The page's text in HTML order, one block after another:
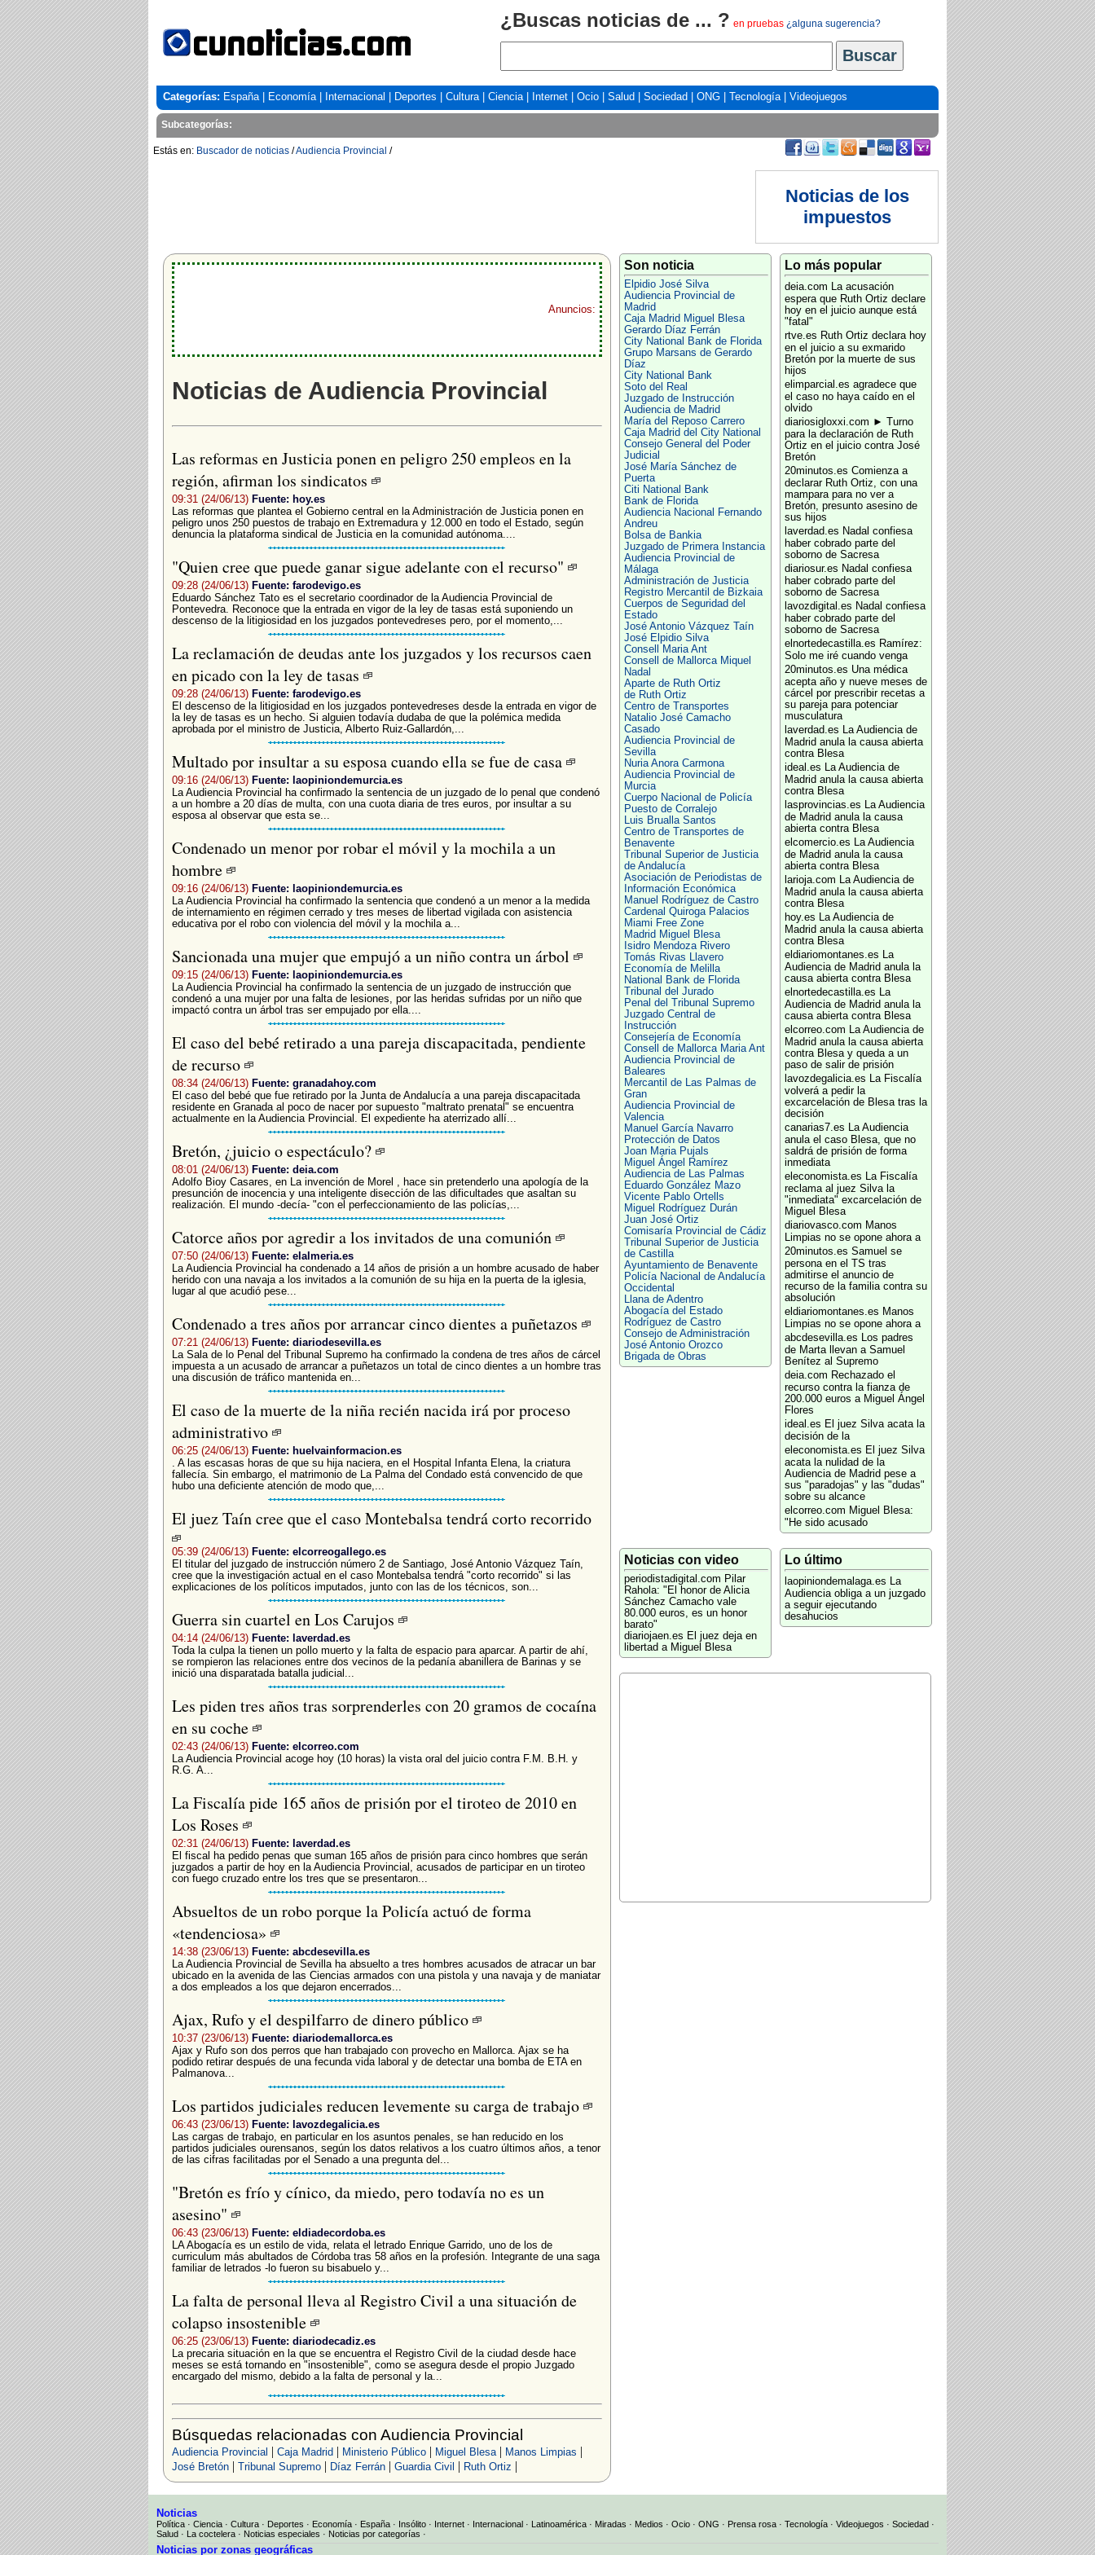
¿Buscas noticias de ... ? en pruebas ¿alguna sugerencia?
Categorías: España| Economía| Internacional Deportes Cultura| Ciencia| Internet Ocio Salud Sociedad ONG Tecnología| Videojuegos
Subcategorías:
Estás en: Buscador de noticias /Audiencia Provincial /
Noticias de los
impuestos
Anuncios:
Noticias de Audiencia Provincial
Las reformas en Justicia ponen en peligro 250 empleos en la
región, afirman los sindicatos
09:31 (24/06/13) Fuente: hoy.es
Las reformas que plantea el Gobierno central en la Administración de Justicia ponen en
peligro unos 250 puestos de trabajo en Extremadura y 12.000 en todo el Estado, según
denuncia la plataforma sindical de Justicia en la comunidad autónoma....
"Quien cree que puede ganar sigue adelante con el recurso"
09:28 (24/06/13) Fuente: farodevigo.es
Eduardo Sánchez Tato es el secretario coordinador de la Audiencia Provincial de
Pontevedra. Reconoce que la entrada en vigor de la ley de tasas está suponiendo un
descenso de la litigiosidad en los juzgados pontevedreses pero, por el momento,...
La reclamación de deudas ante los juzgados y los recursos caen
en picado con la ley de tasas
09:28 (24/06/13) Fuente: farodevigo.es
El descenso de la litigiosidad en los juzgados pontevedreses desde la entrada en vigor de
la ley de tasas es un hecho. Si alguien todavía dudaba de que la polémica medida
aprobada por el ministro de Justicia, Alberto Ruiz-Gallardón,...
Multado por insultar a su esposa cuando ella se fue de casa
09:16 (24/06/13) Fuente: laopiniondemurcia.es
La Audiencia Provincial ha confirmado la sentencia de un juzgado de lo penal que condenó
a un hombre a 20 días de multa, con una cuota diaria de tres euros, por insultar a su
esposa al observar que esta se...
Condenado un menor por robar el móvil y la mochila a un
hombre
09:16 (24/06/13) Fuente: laopiniondemurcia.es
La Audiencia Provincial ha confirmado la sentencia que condenó a un menor a la medida
de internamiento en régimen cerrado y tres meses de libertad vigilada con asistencia
educativa por el robo con violencia del móvil y la mochila a...
Sancionada una mujer que empujó a un niño contra un árbol
09:15 (24/06/13) Fuente: laopiniondemurcia.es
La Audiencia Provincial ha confirmado la sentencia de un juzgado de instrucción que
condenó a una mujer por una falta de lesiones, por las heridas sufridas por un niño que
impactó contra un árbol tras ser empujado por ella....
El caso del bebé retirado a una pareja discapacitada, pendiente
de recurso
08:34 (24/06/13) Fuente: granadahoy.com
El caso del bebé que fue retirado por la Junta de Andalucía a una pareja discapacitada
residente en Granada al poco de nacer por supuesto "maltrato prenatal" se encuentra
actualmente en la Audiencia Provincial. El expediente ha aterrizado allí...
Bretón, ¿juicio o espectáculo?
08:01 (24/06/13) Fuente: deia.com
Adolfo Bioy Casares, en La invención de Morel , hace sin pretenderlo una apología de la
presunción de inocencia y una inteligente disección de las dificultades que asaltan su
realización. El mundo -decía- "con el perfeccionamiento de las policías,...
Catorce años por agredir a los invitados de una comunión
07:50 (24/06/13) Fuente: elalmeria.es
La Audiencia Provincial ha condenado a 14 años de prisión a un hombre acusado de haber
herido con una navaja a los invitados a la comunión de su hija en la puerta de la iglesia,
lugar al que acudió pese...
Condenado a tres años por arrancar cinco dientes a puñetazos
07:21 (24/06/13) Fuente: diariodesevilla.es
La Sala de lo Penal del Tribunal Supremo ha confirmado la condena de tres años de cárcel
impuesta a un acusado de arrancar a puñetazos un total de cinco dientes a un hombre tras
una discusión de tráfico mantenida en...
El caso de la muerte de la niña recién nacida irá por proceso
administrativo
06:25 (24/06/13) Fuente: huelvainformacion.es
. A las escasas horas de que su hija naciera, en el Hospital Infanta Elena, la criatura
fallecía. Sin embargo, el matrimonio de La Palma del Condado está convencido de que
hubo una deficiente atención de modo que,...
El juez Taín cree que el caso Montebalsa tendrá corto recorrido
05:39 (24/06/13) Fuente: elcorreogallego.es
El titular del juzgado de instrucción número 2 de Santiago, José Antonio Vázquez Taín,
cree que la investigación actual en el caso Montebalsa tendrá "corto recorrido" si las
explicaciones de los políticos imputados, junto con las de los técnicos, son...
Guerra sin cuartel en Los Carujos
04:14 (24/06/13) Fuente: laverdad.es
Toda la culpa la tienen un pollo muerto y la falta de espacio para aparcar. A partir de ahí,
se rompieron las relaciones entre dos vecinos de la pedanía abanillera de Barinas y se
inició una disparatada batalla judicial...
Les piden tres años tras sorprenderles con 20 gramos de cocaína
en su coche
02:43 (24/06/13) Fuente: elcorreo.com
La Audiencia Provincial acoge hoy (10 horas) la vista oral del juicio contra F.M. B.H. y
R.G. A...
La Fiscalía pide 165 años de prisión por el tiroteo de 2010 en
Los Roses
02:31 (24/06/13) Fuente: laverdad.es
El fiscal ha pedido penas que suman 165 años de prisión para cinco hombres que serán
juzgados a partir de hoy en la Audiencia Provincial, acusados de participar en un tiroteo
con fuego cruzado entre los tres que se presentaron...
Absueltos de un robo porque la Policía actuó de forma
«tendenciosa»
14:38 (23/06/13) Fuente: abcdesevilla.es
La Audiencia Provincial de Sevilla ha absuelto a tres hombres acusados de atracar un bar
ubicado en la avenida de las Ciencias armados con una pistola y una navaja y de maniatar
a dos empleados a los que dejaron encerrados...
Ajax, Rufo y el despilfarro de dinero público
10:37 (23/06/13) Fuente: diariodemallorca.es
Ajax y Rufo son dos perros que han trabajado con provecho en Mallorca. Ajax se ha
podido retirar después de una fecunda vida laboral y de detectar una bomba de ETA en
Palmanova...
Los partidos judiciales reducen levemente su carga de trabajo
06:43 (23/06/13) Fuente: lavozdegalicia.es
Las cargas de trabajo, en particular en los asuntos penales, se han reducido en los
partidos judiciales ourensanos, según los datos relativos a los cuatro últimos años, a tenor
de las cifras facilitadas por el Senado a una pregunta del...
"Bretón es frío y cínico, da miedo, pero todavía no es un
asesino"
06:43 (23/06/13) Fuente: eldiadecordoba.es
LA Abogacía es un estilo de vida, relata el letrado Enrique Garrido, uno de los de
curriculum más abultados de Córdoba tras 58 años en la profesión. Integrante de una saga
familiar de letrados -lo fueron su bisabuelo y...
La falta de personal lleva al Registro Civil a una situación de
colapso insostenible
06:25 (23/06/13) Fuente: diariodecadiz.es
La precaria situación en la que se encuentra el Registro Civil de la ciudad desde hace
meses se está tornando en "insostenible", como se asegura desde el propio Juzgado
encargado del mismo, debido a la falta de personal y la...
Búsquedas relacionadas con Audiencia Provincial
Audiencia Provincial | Caja Madrid| Ministerio Público| Miguel Blesa| Manos Limpias |
José Bretón| Tribunal Supremo| Díaz Ferrán| Guardia Civil | Ruth Ortiz |
Son noticia
Elpidio José Silva
Audiencia Provincial de
Madrid
Caja Madrid Miguel Blesa
Gerardo Díaz Ferrán
City National Bank de Florida
Grupo Marsans de Gerardo
Díaz
City National Bank
Soto del Real
Juzgado de Instrucción
Audiencia de Madrid
María del Reposo Carrero
Caja Madrid del City National
Consejo General del Poder
Judicial
José María Sánchez de
Puerta
Citi National Bank
Bank de Florida
Audiencia Nacional Fernando
Andreu
Bolsa de Bankia
Juzgado de Primera Instancia
Audiencia Provincial de
Málaga
Administración de Justicia
Registro Mercantil de Bizkaia
Cuerpos de Seguridad del
Estado
José Antonio Vázquez Taín
José Elpidio Silva
Consell Maria Ant
Consell de Mallorca Miquel
Nadal
Aparte de Ruth Ortiz
de Ruth Ortiz
Centro de Transportes
Natalio José Camacho
Casado
Audiencia Provincial de
Sevilla
Nuria Anora Carmona
Audiencia Provincial de
Murcia
Cuerpo Nacional de Policía
Puesto de Corralejo
Luis Brualla Santos
Centro de Transportes de
Benavente
Tribunal Superior de Justicia
de Andalucía
Asociación de Periodistas de
Información Económica
Manuel Rodríguez de Castro
Cardenal Quiroga Palacios
Miami Free Zone
Madrid Miguel Blesa
Isidro Mendoza Rivero
Tomás Rivas Llavero
Economía de Melilla
National Bank de Florida
Tribunal del Jurado
Penal del Tribunal Supremo
Juzgado Central de
Instrucción
Consejería de Economía
Consell de Mallorca Maria Ant
Audiencia Provincial de
Baleares
Mercantil de Las Palmas de
Gran
Audiencia Provincial de
Valencia
Manuel García Navarro
Protección de Datos
Joan Maria Pujals
Miguel Ángel Ramírez
Audiencia de Las Palmas
Eduardo González Mazo
Vicente Pablo Ortells
Miguel Rodríguez Durán
Juan José Ortiz
Comisaría Provincial de Cádiz
Tribunal Superior de Justicia
de Castilla
Ayuntamiento de Benavente
Policía Nacional de Andalucía
Occidental
Llana de Adentro
Abogacía del Estado
Rodríguez de Castro
Consejo de Administración
José Antonio Orozco
Brigada de Obras
Lo más popular
deia.com La acusación
espera que Ruth Ortiz declare
hoy en el juicio aunque está
"fatal"
rtve.es Ruth Ortiz declara hoy
en el juicio a su exmarido
Bretón por la muerte de sus
hijos
elimparcial.es agradece que
el caso no haya caído en el
olvido
diariosigloxxi.com ► Turno
para la declaración de Ruth
Ortiz en el juicio contra José
Bretón
20minutos.es Comienza a
declarar Ruth Ortiz, con una
mampara para no ver a
Bretón, presunto asesino de
sus hijos
laverdad.es Nadal confiesa
haber cobrado parte del
soborno de Sacresa
diariosur.es Nadal confiesa
haber cobrado parte del
soborno de Sacresa
lavozdigital.es Nadal confiesa
haber cobrado parte del
soborno de Sacresa
elnortedecastilla.es Ramírez:
Solo me iré cuando venga
20minutos.es Una médica
acepta año y nueve meses de
cárcel por prescribir recetas a
su pareja para potenciar
musculatura
laverdad.es La Audiencia de
Madrid anula la causa abierta
contra Blesa
ideal.es La Audiencia de
Madrid anula la causa abierta
contra Blesa
lasprovincias.es La Audiencia
de Madrid anula la causa
abierta contra Blesa
elcomercio.es La Audiencia
de Madrid anula la causa
abierta contra Blesa
larioja.com La Audiencia de
Madrid anula la causa abierta
contra Blesa
hoy.es La Audiencia de
Madrid anula la causa abierta
contra Blesa
eldiariomontanes.es La
Audiencia de Madrid anula la
causa abierta contra Blesa
elnortedecastilla.es La
Audiencia de Madrid anula la
causa abierta contra Blesa
elcorreo.com La Audiencia de
Madrid anula la causa abierta
contra Blesa y queda a un
paso de salir de prisión
lavozdegalicia.es La Fiscalía
volverá a pedir la
excarcelación de Blesa tras la
decisión
canarias7.es La Audiencia
anula el caso Blesa, que no
saldrá de prisión de forma
inmediata
eleconomista.es La Fiscalía
reclama al juez Silva la
"inmediata" excarcelación de
Miguel Blesa
diariovasco.com Manos
Limpias no se opone ahora a
20minutos.es Samuel se
persona en el TS tras
admitirse el anuncio de
recurso de la familia contra su
absolución
eldiariomontanes.es Manos
Limpias no se opone ahora a
abcdesevilla.es Los padres
de Marta llevan a Samuel
Benítez al Supremo
deia.com Rechazado el
recurso contra la fianza de
200.000 euros a Miguel Ángel
Flores
ideal.es El juez Silva acata la
decisión de la
eleconomista.es El juez Silva
acata la nulidad de la
Audiencia de Madrid pese a
sus "paradojas" y las "dudas"
sobre su alcance
elcorreo.com Miguel Blesa:
"He sido acusado
Noticias con video
periodistadigital.com Pilar
Rahola: "El honor de Alicia
Sánchez Camacho vale
80.000 euros, es un honor
barato"
diariojaen.es El juez deja en
libertad a Miguel Blesa
Lo último
laopiniondemalaga.es La
Audiencia obliga a un juzgado
a seguir ejecutando
desahucios
Noticias
Política · Ciencia · Cultura · Deportes · Economía · España · Insólito · Internet · Internacional · Latinoamérica · Miradas · Medios · Ocio · ONG · Prensa rosa · Tecnología · Videojuegos · Sociedad ·
Salud · La coctelera · Noticias especiales · Noticias por categorías ·
Noticias por zonas geográficas